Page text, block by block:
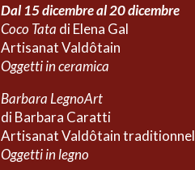
Dal 15 dicembre al 20 dicembre
Coco Tata di Elena Gal
Artisanat Valdôtain
Oggetti inceramica
Barbara LegnoArt
di Barbara Caratti
Artisanat Valdôtaintraditionnel
Oggetti inlegno